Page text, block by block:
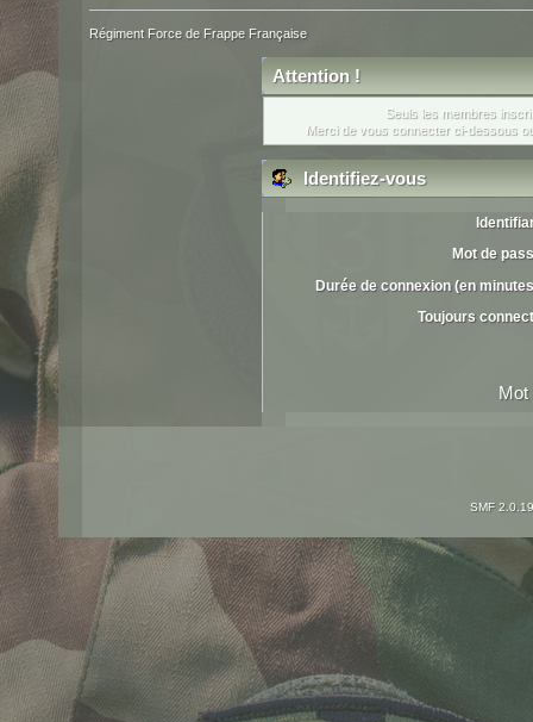
Régiment Force de Frappe Française
Attention !
Seuls les membres
Merci de vous connecter ci-dessous
Identifiez-vous
Mot de
Durée de connexion (en
Toujours
Mot
SMF 2.0.19